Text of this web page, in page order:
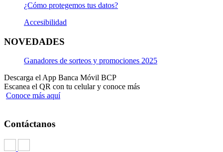
¿Cómo protegemos tus datos?
Accesibilidad
NOVEDADES
Ganadores de sorteos y promociones 2025
Descarga el App Banca Móvil BCP
Escanea el QR con tu celular y conoce más
Conoce más aquí
Contáctanos